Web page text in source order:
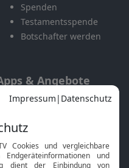
Spenden
Testamentsspende
Botschafter werden
& Angebote
Mobile App
Smart TV